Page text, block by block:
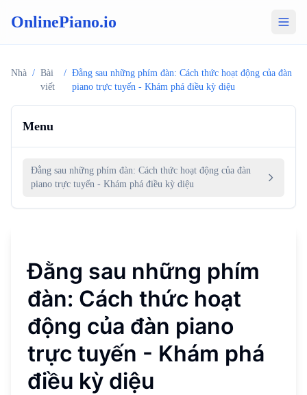
OnlinePiano.io
Nhà / Bài
viết
/ Đằng sau những phím đàn: Cách thức hoạt động của đàn
piano trực tuyến - Khám phá điều kỳ diệu
Menu
Đằng sau những phím đàn: Cách thức hoạt động của đàn
piano trực tuyến - Khám phá điều kỳ diệu
Đằng sau những phím
đàn: Cách thức hoạt
động của đàn piano
trực tuyến - Khám phá
điều kỳ diệu